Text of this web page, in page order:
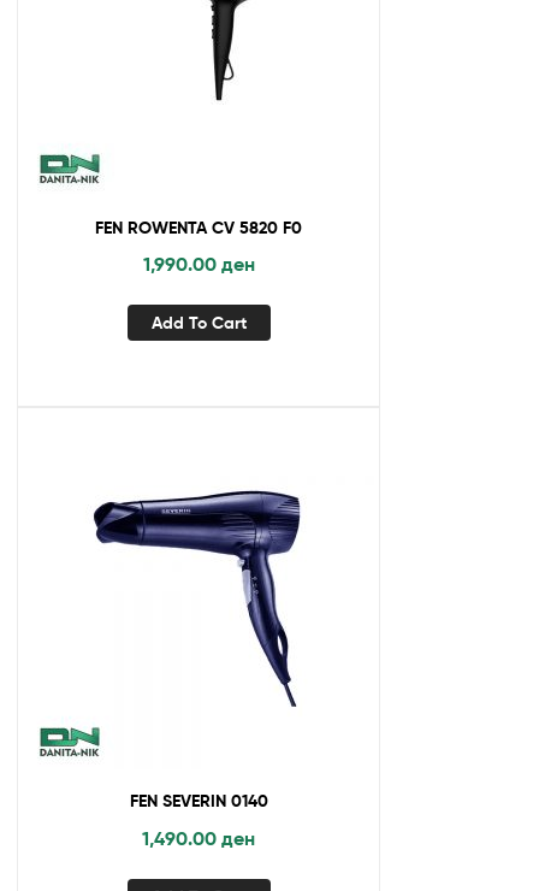
FEN ROWENTA CV 5820 F0
1,990.00 ден
Add To Cart
FEN SEVERIN 0140
1,490.00 ден